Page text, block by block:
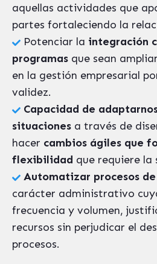
aquellas actividades que
partes fortaleciendo la
Potenciar la integración
programas que sean
en la gestión empresarial
validez.
Capacidad de
situaciones a través de
hacer cambios ágiles que
flexibilidad que requiere
Automatizar procesos
carácter administrativo
frecuencia y volumen,
recursos sin perjudicar el
procesos.